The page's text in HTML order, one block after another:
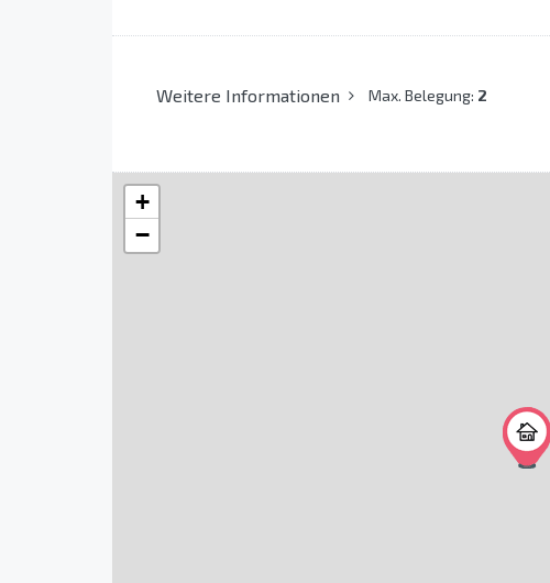
Weitere Informationen Max. Belegung: 2
+
−